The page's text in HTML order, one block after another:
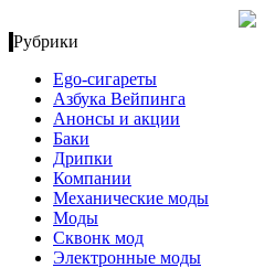
Рубрики
Ego-сигареты
Азбука Вейпинга
Анонсы и акции
Баки
Дрипки
Компании
Механические моды
Моды
Сквонк мод
Электронные моды